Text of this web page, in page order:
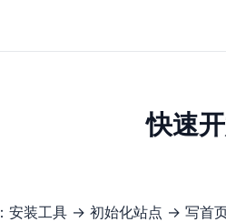
快速
：安装工具 → 初始化站点 → 写首